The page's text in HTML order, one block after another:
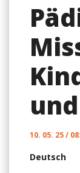
10. 05. 25 /
Deutsch